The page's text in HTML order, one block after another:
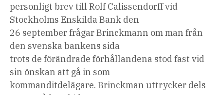
personligt brev till Rolf Calissendorff vid
Stockholms Enskilda Bank den
26 september frågar Brinckmann om man från
den svenska bankens sida
trots de förändrade förhållandena stod fast vid
sin önskan att gå in som
kommanditdelägare. Brinckman uttrycker dels